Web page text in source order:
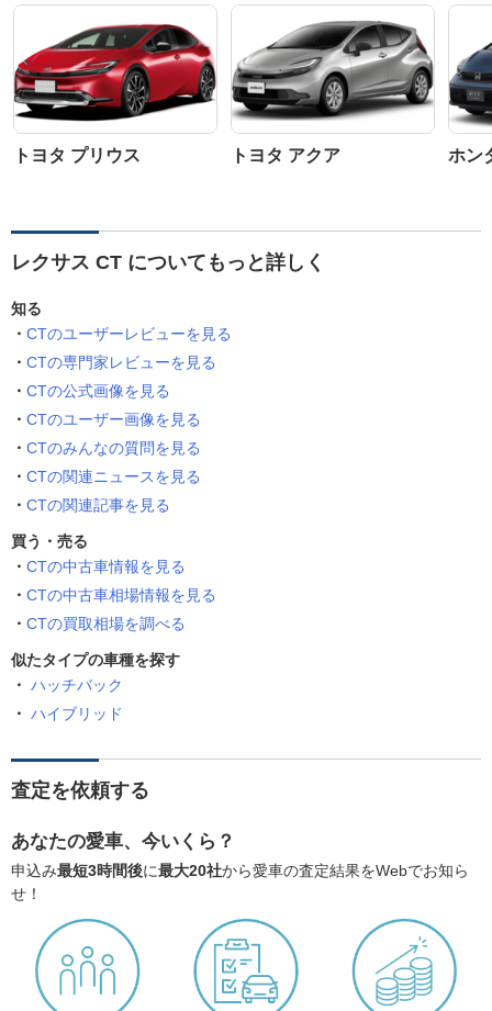
トヨタ プリウス トヨタ アクア ホン
レクサス CT についてもっと詳しく
知る
CTのユーザーレビューを見る
CTの専門家レビューを見る
CTの公式画像を見る
CTのユーザー画像を見る
CTのみんなの質問を見る
CTの関連ニュースを見る
CTの関連記事を見る
買う・売る
CTの中古車情報を見る
CTの中古車相場情報を見る
CTの買取相場を調べる
似たタイプの車種を探す
ハッチバック
ハイブリッド
査定を依頼する
あなたの愛車、今いくら？
申込み最短3時間後に最大20社から愛車の査定結果をWebでお知ら
せ！